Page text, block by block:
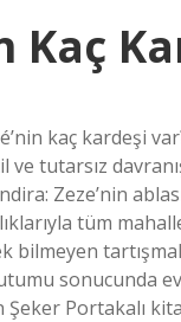
Kaç
kaç kardeşi
ve tutarsız
Zeze’nin
tüm
bilmeyen
sonucunda
Şeker Portakalı